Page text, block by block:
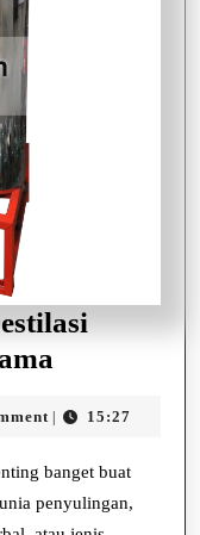
Mesin
Destilasi
Minyak,
15:27
banget buat
penyulingan,